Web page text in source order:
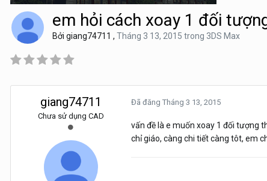
em hỏi cách xoay 1 đối
Bởi giang74711 , Tháng 3 13, 2015 trong 3DS Max
giang74711
Chưa sử dụng CAD
Đã đăng Tháng 3 13, 2015
vấn đề là e muốn xoay 1 đối tượng
chỉ giáo, càng chi tiết càng tôt, em